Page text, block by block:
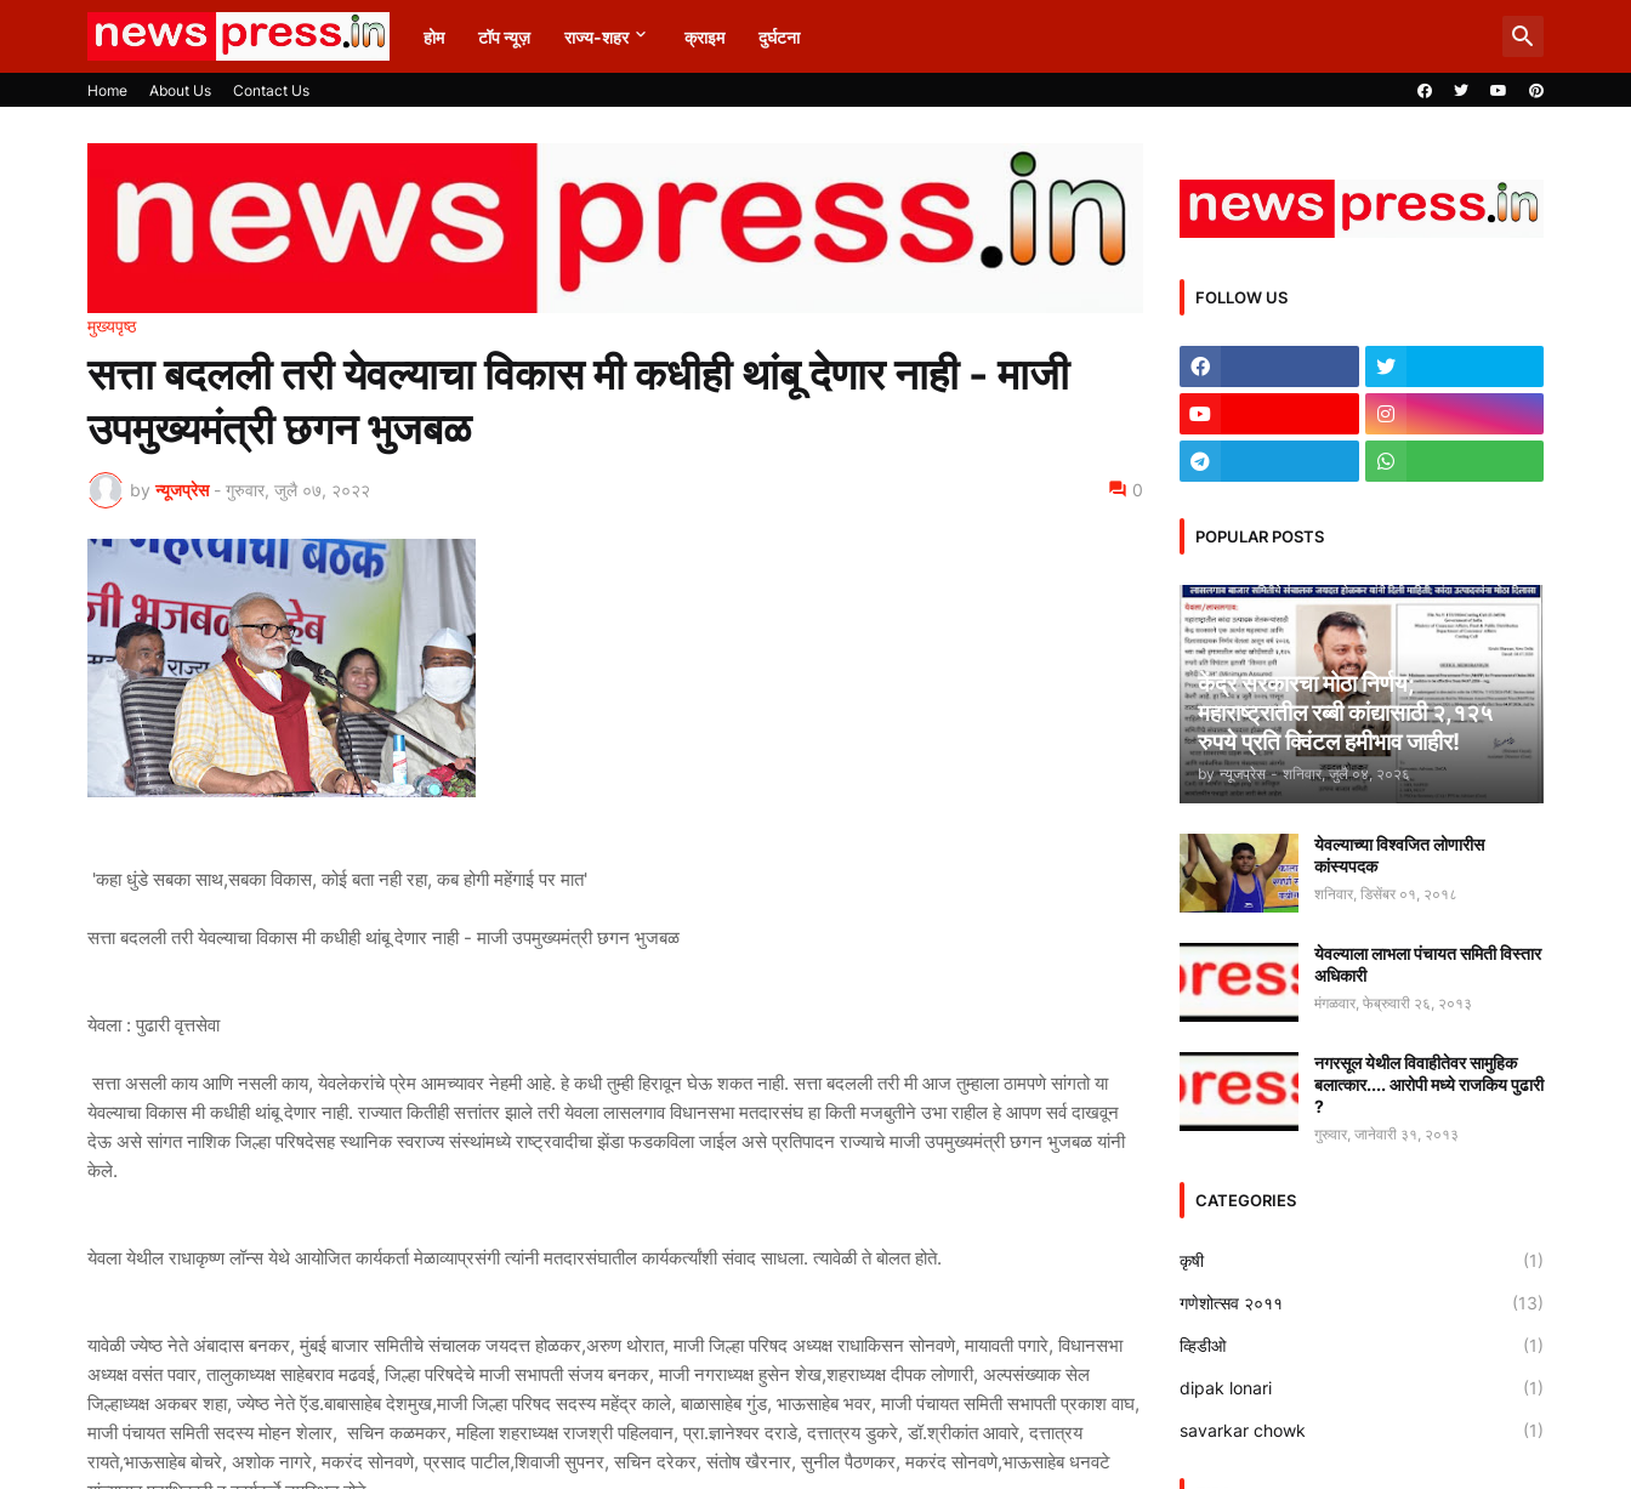
होम टॉप न्यूज़ राज्य-शहर क्राइम दुर्घटना
Home About Us Contact Us
मुख्यपृष्ठ
सत्ता बदलली तरी येवल्याचा विकास मी कधीही थांबू देणार नाही - माजी
उपमुख्यमंत्री छगन भुजबळ
by न्यूजप्रेस - गुरुवार, जुलै ०७, २०२२ 0
'कहा धुंडे सबका साथ,सबका विकास, कोई बता नही रहा, कब होगी महेंगाई पर मात'
सत्ता बदलली तरी येवल्याचा विकास मी कधीही थांबू देणार नाही - माजी उपमुख्यमंत्री छगन भुजबळ
येवला : पुढारी वृत्तसेवा
सत्ता असली काय आणि नसली काय, येवलेकरांचे प्रेम आमच्यावर नेहमी आहे. हे कधी तुम्ही हिरावून घेऊ शकत नाही. सत्ता बदलली तरी मी आज तुम्हाला ठामपणे सांगतो या
येवल्याचा विकास मी कधीही थांबू देणार नाही. राज्यात कितीही सत्तांतर झाले तरी येवला लासलगाव विधानसभा मतदारसंघ हा किती मजबुतीने उभा राहील हे आपण सर्व दाखवून
देऊ असे सांगत नाशिक जिल्हा परिषदेसह स्थानिक स्वराज्य संस्थांमध्ये राष्ट्रवादीचा झेंडा फडकविला जाईल असे प्रतिपादन राज्याचे माजी उपमुख्यमंत्री छगन भुजबळ यांनी
केले.
येवला येथील राधाकृष्ण लॉन्स येथे आयोजित कार्यकर्ता मेळाव्याप्रसंगी त्यांनी मतदारसंघातील कार्यकर्त्यांशी संवाद साधला. त्यावेळी ते बोलत होते.
यावेळी ज्येष्ठ नेते अंबादास बनकर, मुंबई बाजार समितीचे संचालक जयदत्त होळकर,अरुण थोरात, माजी जिल्हा परिषद अध्यक्ष राधाकिसन सोनवणे, मायावती पगारे, विधानसभा
अध्यक्ष वसंत पवार, तालुकाध्यक्ष साहेबराव मढवई, जिल्हा परिषदेचे माजी सभापती संजय बनकर, माजी नगराध्यक्ष हुसेन शेख,शहराध्यक्ष दीपक लोणारी, अल्पसंख्याक सेल
जिल्हाध्यक्ष अकबर शहा, ज्येष्ठ नेते ऍड.बाबासाहेब देशमुख,माजी जिल्हा परिषद सदस्य महेंद्र काले, बाळासाहेब गुंड, भाऊसाहेब भवर, माजी पंचायत समिती सभापती प्रकाश वाघ,
माजी पंचायत समिती सदस्य मोहन शेलार, सचिन कळमकर, महिला शहराध्यक्ष राजश्री पहिलवान, प्रा.ज्ञानेश्वर दराडे, दत्तात्रय डुकरे, डॉ.श्रीकांत आवारे, दत्तात्रय
रायते,भाऊसाहेब बोचरे, अशोक नागरे, मकरंद सोनवणे, प्रसाद पाटील,शिवाजी सुपनर, सचिन दरेकर, संतोष खैरनार, सुनील पैठणकर, मकरंद सोनवणे,भाऊसाहेब धनवटे
FOLLOW US
POPULAR POSTS
केंद्र सरकारचा मोठा निर्णय;
महाराष्ट्रातील रब्बी कांद्यासाठी २,१२५
रुपये प्रति क्विंटल हमीभाव जाहीर!
by न्यूजप्रेस - शनिवार, जुलै ०४, २०२६
येवल्याच्या विश्वजित लोणारीस
कांस्यपदक
शनिवार, डिसेंबर ०१, २०१८
येवल्याला लाभला पंचायत समिती विस्तार
अधिकारी
मंगळवार, फेब्रुवारी २६, २०१३
नगरसूल येथील विवाहीतेवर सामुहिक
बलात्कार.... आरोपी मध्ये राजकिय पुढारी
?
गुरुवार, जानेवारी ३१, २०१३
CATEGORIES
कृषी (1)
गणेशोत्सव २०११ (13)
व्हिडीओ (1)
dipak lonari (1)
savarkar chowk (1)